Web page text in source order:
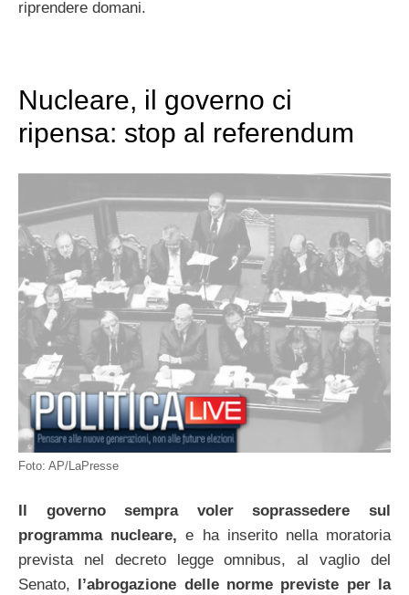
riprendere domani.
Nucleare, il governo ci
ripensa: stop al referendum
Foto: AP/LaPresse
Il governo sempra voler soprassedere sul
programma nucleare, e ha inserito nella moratoria
prevista nel decreto legge omnibus, al vaglio del
Senato, l’abrogazione delle norme previste per la